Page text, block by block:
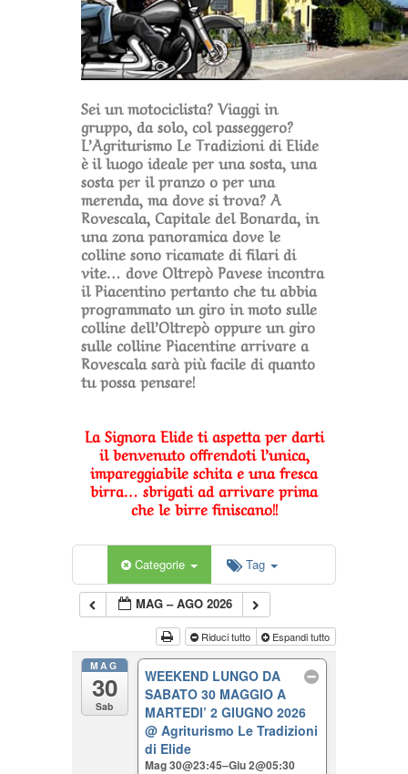
Sei un motociclista? Viaggi in
gruppo, da solo, col passeggero?
L’Agriturismo Le Tradizioni di Elide
è il luogo ideale per una sosta, una
sosta per il pranzo o per una
merenda, ma dove si trova? A
Rovescala, Capitale del Bonarda, in
una zona panoramica dove le
colline sono ricamate di filari di
vite… dove Oltrepò Pavese incontra
il Piacentino pertanto che tu abbia
programmato un giro in moto sulle
colline dell’Oltrepò oppure un giro
sulle colline Piacentine arrivare a
Rovescala sarà più facile di quanto
tu possa pensare!
La Signora Elide ti aspetta per darti
il benvenuto offrendoti l’unica,
impareggiabile schita e una fresca
birra… sbrigati ad arrivare prima
che le birre finiscano!!
Categorie Tag
MAG – AGO 2026
Riduci tutto Espandi tutto
MAG
30
Sab
WEEKEND LUNGO DA
SABATO 30 MAGGIO A
MARTEDI’ 2 GIUGNO 2026
@ Agriturismo Le Tradizioni
di Elide
Mag 30@23:45–Giu 2@05:30